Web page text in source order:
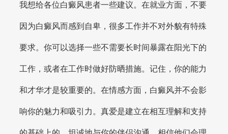
我想给各位白癜风患者一些建议。在就业方面，不要
因为白癜风而感到自卑，很多工作并不对外貌有特殊
要求。你可以选择一些不需要长时间暴露在阳光下的
工作，或者在工作时做好防晒措施。记住，你的能力
和才华才是较重要的。在情感方面，白癜风并不会影
响你的魅力和吸引力。真爱是建立在相互理解和支持